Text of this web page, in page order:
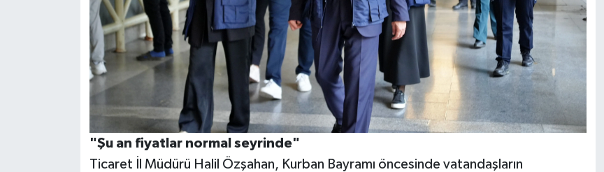
"Şu an fiyatlar normal seyrinde"
Ticaret İl Müdürü Halil Özşahan, Kurban Bayramı öncesinde vatandaşların